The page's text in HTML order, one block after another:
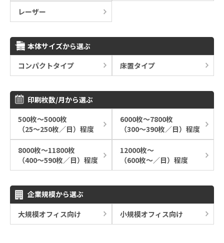
レーザー
本体サイズから選ぶ
コンパクトタイプ
床置タイプ
印刷枚数/月から選ぶ
500枚～5000枚
（25～250枚／日）程度
6000枚～7800枚
（300～390枚／日）程度
8000枚～11800枚
（400～590枚／日）程度
12000枚～
（600枚～／日）程度
企業規模から選ぶ
大規模オフィス向け
小規模オフィス向け